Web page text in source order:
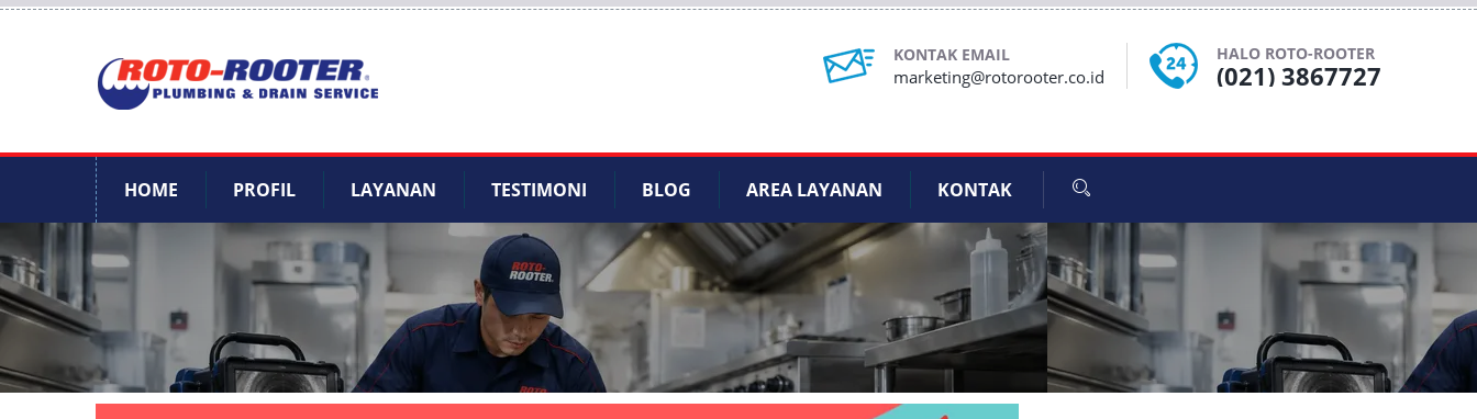
KONTAK EMAIL
marketing@rotorooter.co.id
HALO ROTO-ROOTER
(021) 3867727
HOME PROFIL LAYANAN TESTIMONI BLOG AREA LAYANAN KONTAK